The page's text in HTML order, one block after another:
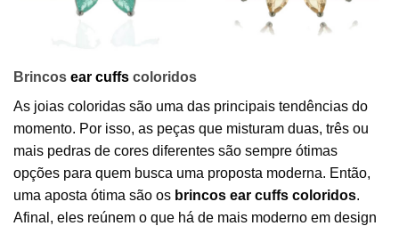
Brincos ear cuffs coloridos
As joias coloridas são uma das principais tendências do
momento. Por isso, as peças que misturam duas, três ou
mais pedras de cores diferentes são sempre ótimas
opções para quem busca uma proposta moderna. Então,
uma aposta ótima são os brincos ear cuffs coloridos.
Afinal, eles reúnem o que há de mais moderno em design